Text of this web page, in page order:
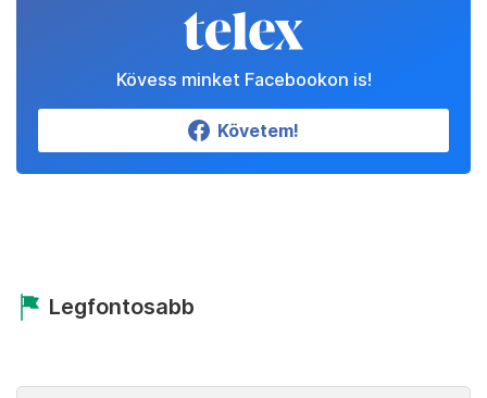
Kövess minket Facebookon is!
Követem!
Legfontosabb